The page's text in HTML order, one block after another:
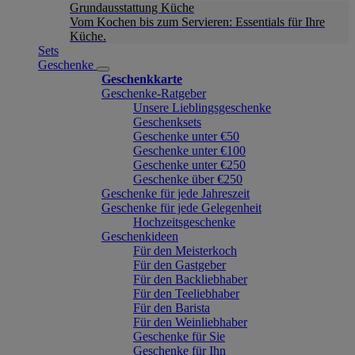
Grundausstattung Küche
Vom Kochen bis zum Servieren: Essentials für Ihre
Küche.
Sets
Geschenke
Geschenkkarte
Geschenke-Ratgeber
Unsere Lieblingsgeschenke
Geschenksets
Geschenke unter €50
Geschenke unter €100
Geschenke unter €250
Geschenke über €250
Geschenke für jede Jahreszeit
Geschenke für jede Gelegenheit
Hochzeitsgeschenke
Geschenkideen
Für den Meisterkoch
Für den Gastgeber
Für den Backliebhaber
Für den Teeliebhaber
Für den Barista
Für den Weinliebhaber
Geschenke für Sie
Geschenke für Ihn